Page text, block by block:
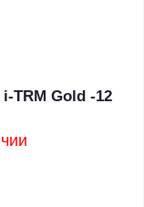
TRM Gold -12